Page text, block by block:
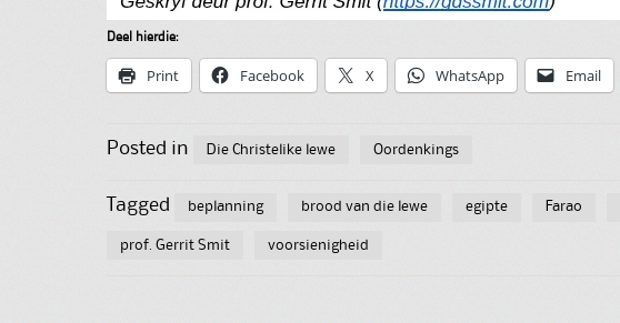
Deel hierdie:
Print Facebook X WhatsApp Email
Posted in Die Christelike lewe Oordenkings
Tagged beplanning brood van die lewe egipte Farao
prof. Gerrit Smit voorsienigheid